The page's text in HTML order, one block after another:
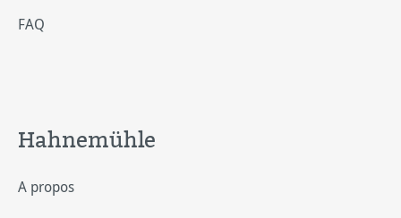
FAQ
Hahnemühle
A propos